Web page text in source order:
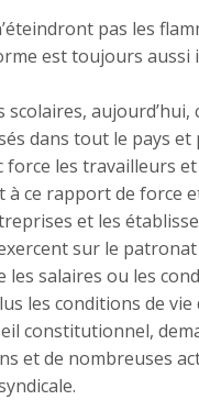
pas les
est toujours
scolaires,
dans tout le pays
force les travailleurs
à ce rapport de force
et les
sur le
salaires ou les
les conditions de vie
constitutionnel,
et de nombreuses